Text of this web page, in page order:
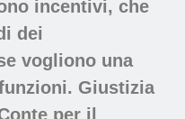
incentivi, che
dei
vogliono una
Giustizia
per il